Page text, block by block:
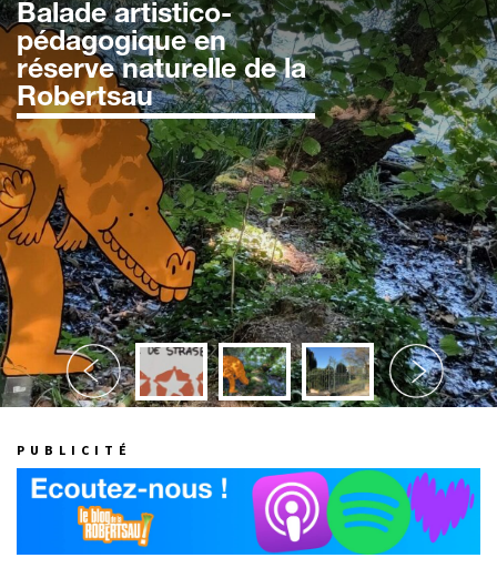
Balade artistico-
pédagogique en
réserve naturelle de la
Robertsau
PUBLICITÉ